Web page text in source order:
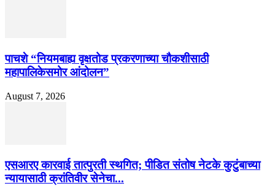
पाचशे “नियमबाह्य वृक्षतोड प्रकरणाच्या चौकशीसाठी
महापालिकेसमोर आंदोलन”
August 7, 2026
एसआरए कारवाई तात्पुरती स्थगित; पीडित संतोष नेटके कुटुंबाच्या
न्यायासाठी क्रांतिवीर सेनेचा...